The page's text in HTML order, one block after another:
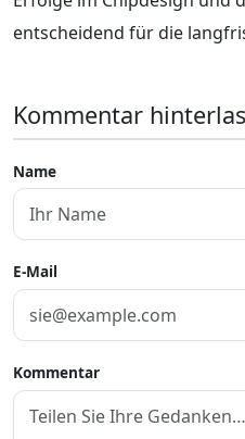
entscheidend für die
Kommentar
Name
E-Mail
Kommentar